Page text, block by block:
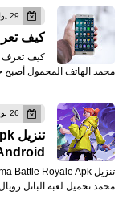
29 يوليو 2021
كيف
كيف تعرف
محمد الهاتف المحمول أصبح
26 نوفمبر 2022
محمد تحميل لعبة الباتل